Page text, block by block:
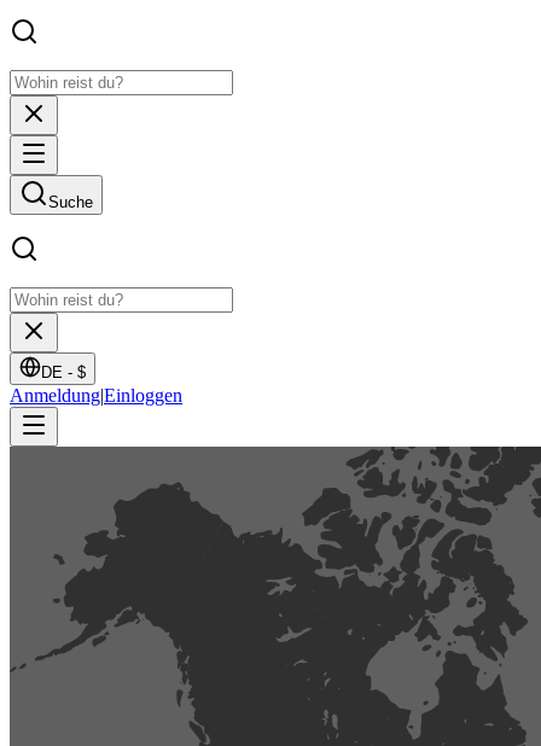
Suche
DE - $
Anmeldung|Einloggen